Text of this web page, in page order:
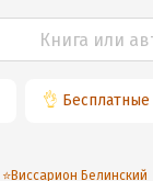
👌 Бесплатные
⭐️Виссарион Белинский